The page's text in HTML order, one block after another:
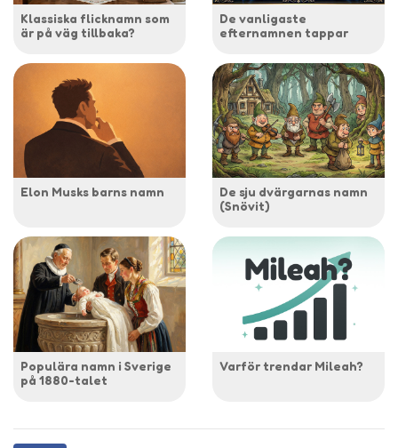
Klassiska flicknamn som
är på väg tillbaka?
De vanligaste
efternamnen tappar
Elon Musks barns namn
De sju dvärgarnas namn
(Snövit)
Populära namn i Sverige
på 1880-talet
Varför trendar Mileah?